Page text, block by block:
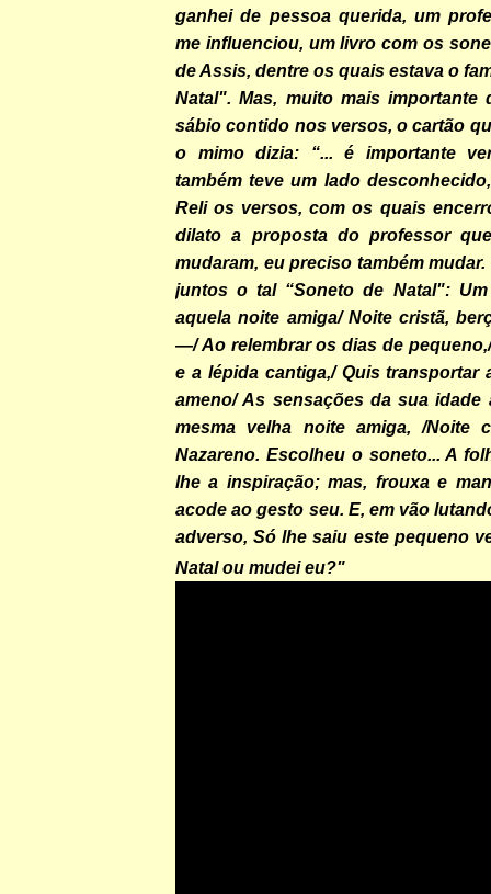
ganhei de pessoa querida, um
me influenciou, um livro com os
de Assis, dentre os quais estava o
Natal". Mas, muito mais importante
sábio contido nos versos, o cartão
o mimo dizia: “... é importante
também teve um lado
Reli os versos, com os quais
dilato a proposta do professor
mudaram, eu preciso também
juntos o tal “Soneto de Natal":
aquela noite amiga/ Noite cristã,
—/ Ao relembrar os dias de
e a lépida cantiga,/ Quis transportar
ameno/ As sensações da sua idade
mesma velha noite amiga, /Noite
Nazareno. Escolheu o soneto... A
lhe a inspiração; mas, frouxa e
acode ao gesto seu. E, em vão
adverso, Só lhe saiu este pequeno
Natal ou mudei eu?"